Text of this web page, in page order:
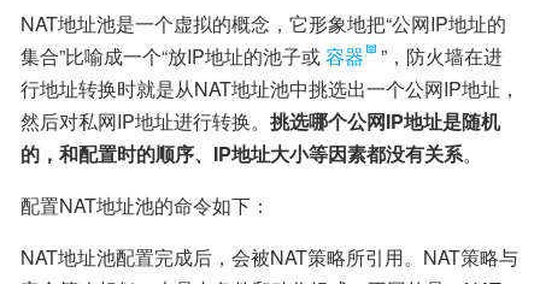
NAT地址池是一个虚拟的概念，它形象地把“公网IP地址的
集合”比喻成一个“放IP地址的池子或容器
”，防火墙在进
行地址转换时就是从NAT地址池中挑选出一个公网IP地址，
然后对私网IP地址进行转换。 挑选哪个公网IP地址是随机
的，和配置时的顺序、IP地址大小等因素都没有关系。
配置NAT地址池的命令如下：
NAT地址池配置完成后，会被NAT策略所引用。NAT策略与